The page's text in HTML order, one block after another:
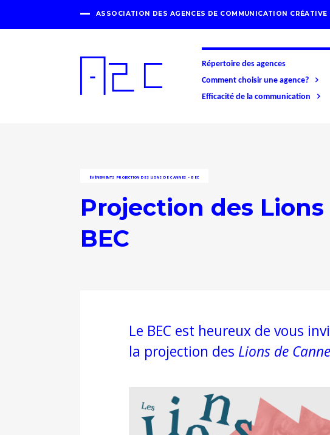
ASSOCIATION DES AGENCES DE COMMUNICATION CRÉATIVE
Répertoire des agences
Comment choisir une agence?
Efficacité de la communication
ÉVÉNEMENTS PROJECTION DES LIONS DE CANNES – BEC
Projection des Lions
BEC
Le BEC est heureux de vous
la projection des Lions de